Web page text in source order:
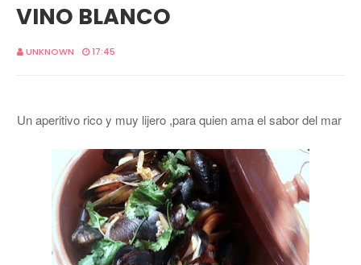
VINO BLANCO
UNKNOWN 17:45
Un aperitivo rico y muy lijero ,para quien ama el sabor del mar